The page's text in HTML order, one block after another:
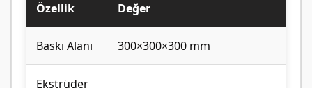
Özellik Değer
Baskı Alanı 300×300×300 mm
Ekstrüder